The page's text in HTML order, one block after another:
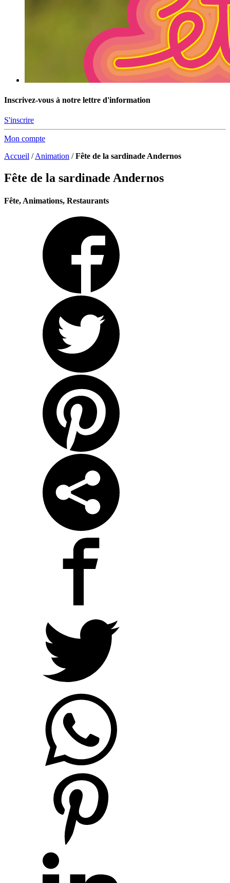
Inscrivez-vous à notre lettre d'information
S'inscrire
Mon compte
Accueil /Animation /Fête de la sardinade Andernos
Fête de la sardinade Andernos
Fête, Animations, Restaurants